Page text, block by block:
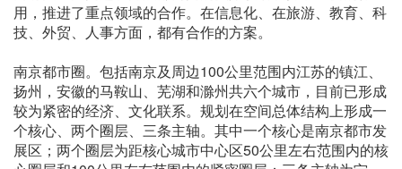
用，推进了重点领域的合作。在信息化、在旅游、教育、科
技、外贸、人事方面，都有合作的方案。
南京都市圈。包括南京及周边100公里范围内江苏的镇江、
扬州，安徽的马鞍山、芜湖和滁州共六个城市，目前已形成
较为紧密的经济、文化联系。规划在空间总体结构上形成一
个核心、两个圈层、三条主轴。其中一个核心是南京都市发
展区；两个圈层为距核心城市中心区50公里左右范围内的核